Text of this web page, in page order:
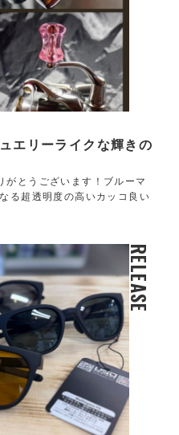
エリーライクな輝きの
がとうございます！ブルーマ
る超透明度の高いカッコ良い
RELEASE